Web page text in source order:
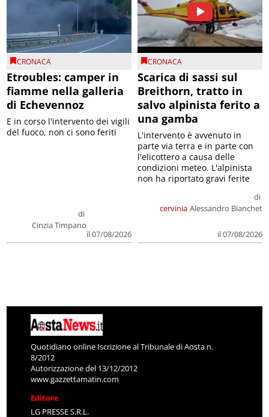
CRONACA
Etroubles: camper in
fiamme nella galleria
di Echevennoz
di
Cinzia Timpano
il 07/08/2026
E in corso l'intervento dei vigili
del fuoco, non ci sono feriti
CRONACA
Scarica di sassi sul
Breithorn, tratto in
salvo alpinista ferito a
una gamba
cervinia
di
Alessandro Bianchet
il 07/08/2026
L'intervento è avvenuto in
parte via terra e in parte con
l'elicottero a causa delle
condizioni meteo. L'alpinista
non ha riportato gravi ferite
Quotidiano online Iscrizione al Tribunale di Aosta n.
8/2012
Autorizzazione del 13/12/2012
www.gazzettamatin.com
Editore
LG PRESSE S.R.L.